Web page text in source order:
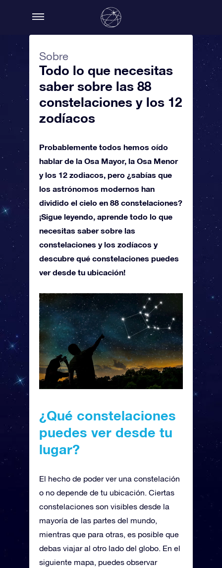
Sobre
Todo lo que necesitas
saber sobre las 88
constelaciones y los 12
zodíacos
Probablemente todos hemos oído
hablar de la Osa Mayor, la Osa Menor
y los 12 zodiacos, pero ¿sabías que
los astrónomos modernos han
dividido el cielo en 88 constelaciones?
¡Sigue leyendo, aprende todo lo que
necesitas saber sobre las
constelaciones y los zodíacos y
descubre qué constelaciones puedes
ver desde tu ubicación!
¿Qué constelaciones
puedes ver desde tu
lugar?
El hecho de poder ver una constelación
o no depende de tu ubicación. Ciertas
constelaciones son visibles desde la
mayoría de las partes del mundo,
mientras que para otras, es posible que
debas viajar al otro lado del globo. En el
siguiente mapa, puedes observar